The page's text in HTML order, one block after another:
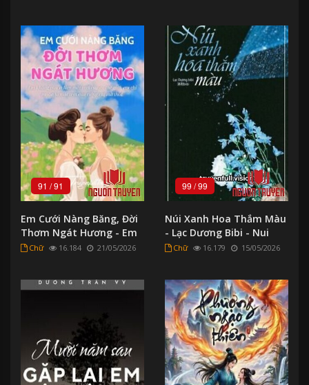
91 /91
Em Cưới Nàng Băng, Đời
Thơm Ngát Hương - Em
Cuoi Nang Bang, Đoi
Chữ 16.184 21/05/2026
99 /99
Núi Xanh Hoa Thắm Màu
- Lạc Dương Bibi - Nui
Xanh Hoa Tham Mau -
Chữ 16.179 15/05/2026